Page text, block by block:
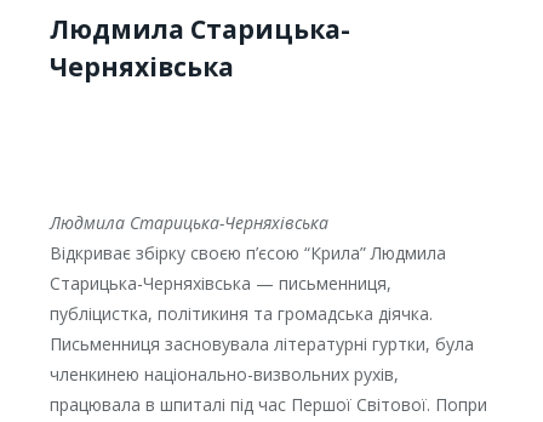
Людмила Старицька-
Черняхівська
Людмила Старицька-Черняхівська
Відкриває збірку своєю п’єсою “Крила” Людмила
Старицька-Черняхівська — письменниця,
публіцистка, політикиня та громадська діячка.
Письменниця засновувала літературні гуртки, була
членкинею національно-визвольних рухів,
працювала в шпиталі під час Першої Світової. Попри